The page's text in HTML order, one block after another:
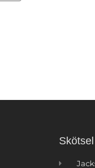
Skötsel